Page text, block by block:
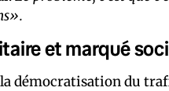
et marqué
démocratisation du